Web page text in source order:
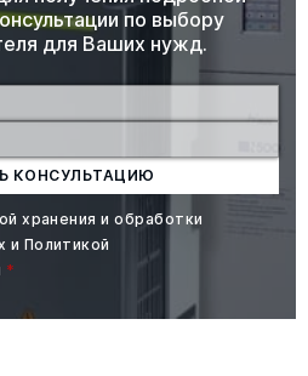
по выбору
для Ваших нужд.
КОНСУЛЬТАЦИЮ
хранения и обработки
и Политикой
*